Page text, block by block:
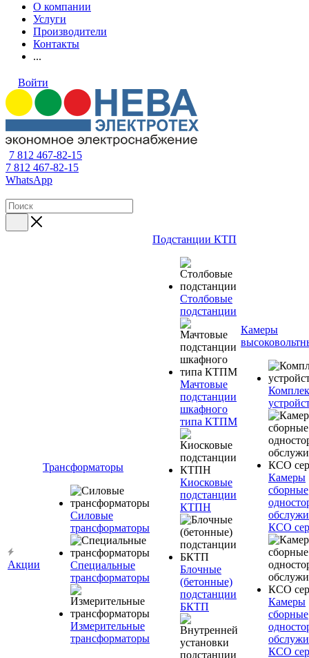
О компании
Услуги
Производители
Контакты
...
Войти
7 812 467-82-15
7 812 467-82-15
WhatsApp
Акции
Трансформаторы
Силовые
трансформаторы
Специальные
трансформаторы
Измерительные
трансформаторы
Подстанции КТП
Столбовые
подстанции
Мачтовые
подстанции
шкафного
типа КТПМ
Киосковые
подстанции
КТПН
Блочные
(бетонные)
подстанции
БКТП
Камеры
Камеры
сборные
КСО
Камеры
сборные
КСО